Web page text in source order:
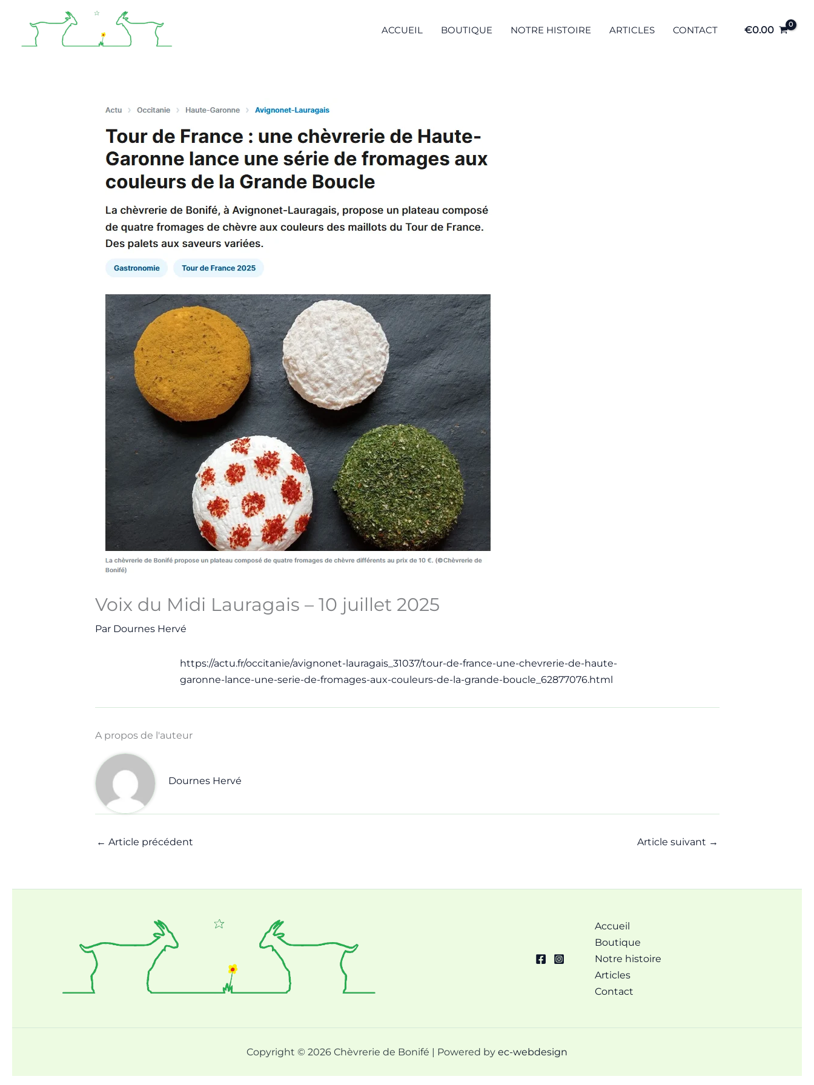
contenu
ACCUEIL BOUTIQUE NOTRE HISTOIRE ARTICLES CONTACT €0.00
Voix du Midi Lauragais – 10 juillet 2025
Par Dournes Hervé
https://actu.fr/occitanie/avignonet-lauragais_31037/tour-de-france-une-chevrerie-de-haute-
garonne-lance-une-serie-de-fromages-aux-couleurs-de-la-grande-boucle_62877076.html
A propos de l'auteur
Dournes Hervé
← Article précédent Article suivant →
Accueil
Boutique
Notre histoire
Articles
Contact
Copyright © 2026 Chèvrerie de Bonifé | Powered by ec-webdesign